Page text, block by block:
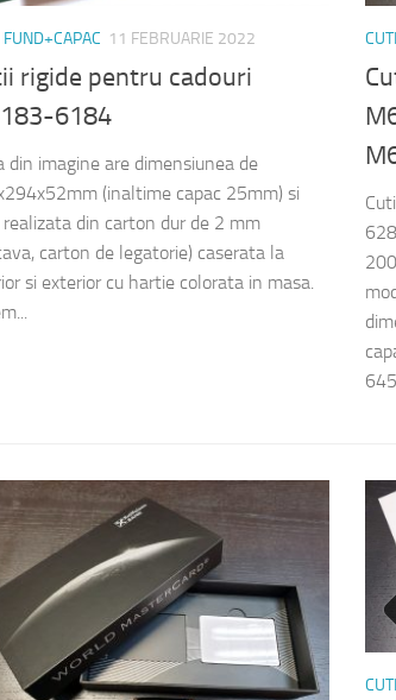
FUND+CAPAC 11 FEBRUARIE 2022
rigide pentru cadouri
6184
din imagine are dimensiunea de
(inaltime capac 25mm) si
din carton dur de 2 mm
carton de legatorie) caserata la
si exterior cu hartie colorata in masa.